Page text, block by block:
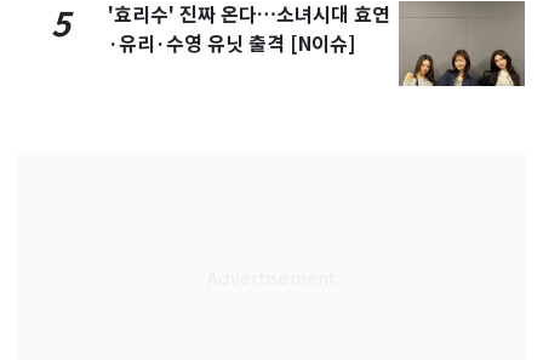
5
'효리수' 진짜 온다…소녀시대 효연
·유리·수영 유닛 출격 [N이슈]